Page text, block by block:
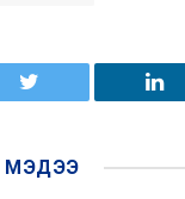
МЭДЭЭ